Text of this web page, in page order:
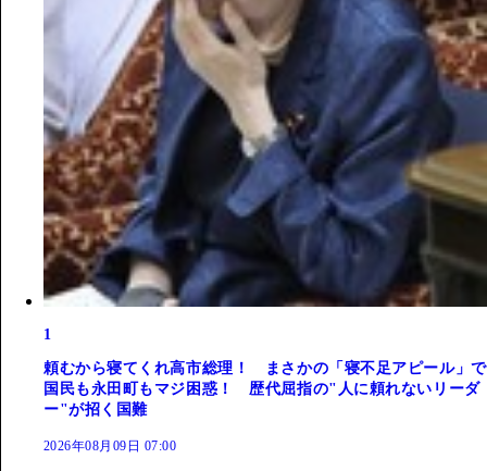
1
頼むから寝てくれ高市総理！ まさかの「寝不足アピール」で
国民も永田町もマジ困惑！ 歴代屈指の"人に頼れないリーダ
ー"が招く国難
2026年08月09日 07:00